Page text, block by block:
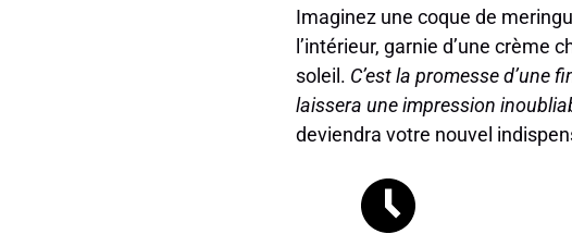
Imaginez une coque de
l’intérieur, garnie d’une crème
soleil. C’est la promesse d’une
laissera une impression
deviendra votre nouvel